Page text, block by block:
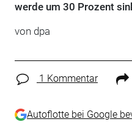
werde um 30 Prozent
von dpa
1 Kommentar
Autoflotte bei Google